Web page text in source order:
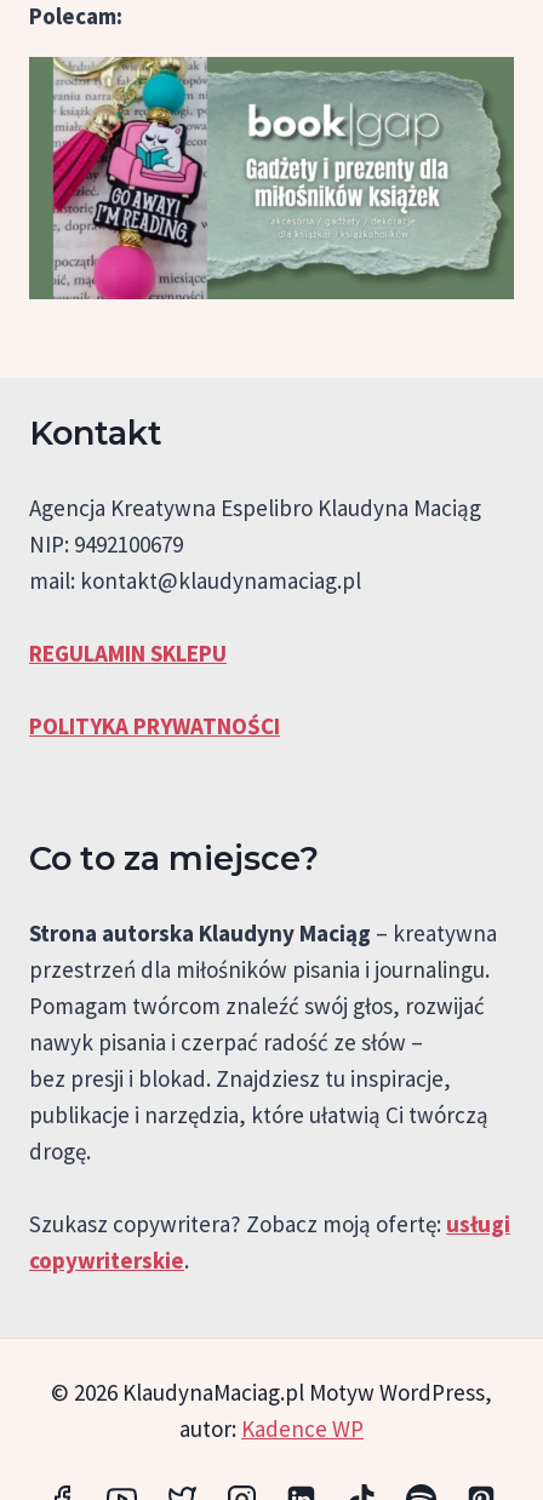
Polecam:
Kontakt
Agencja Kreatywna Espelibro Klaudyna Maciąg
NIP: 9492100679
mail: kontakt@klaudynamaciag.pl
REGULAMIN SKLEPU
POLITYKA PRYWATNOŚCI
Co to za miejsce?
Strona autorska Klaudyny Maciąg – kreatywna
przestrzeń dla miłośników pisania i journalingu.
Pomagam twórcom znaleźć swój głos, rozwijać
nawyk pisania i czerpać radość ze słów –
bez presji i blokad. Znajdziesz tu inspiracje,
publikacje i narzędzia, które ułatwią Ci twórczą
drogę.
Szukasz copywritera? Zobacz moją ofertę: usługi
copywriterskie.
© 2026 KlaudynaMaciag.pl Motyw WordPress,
autor: Kadence WP